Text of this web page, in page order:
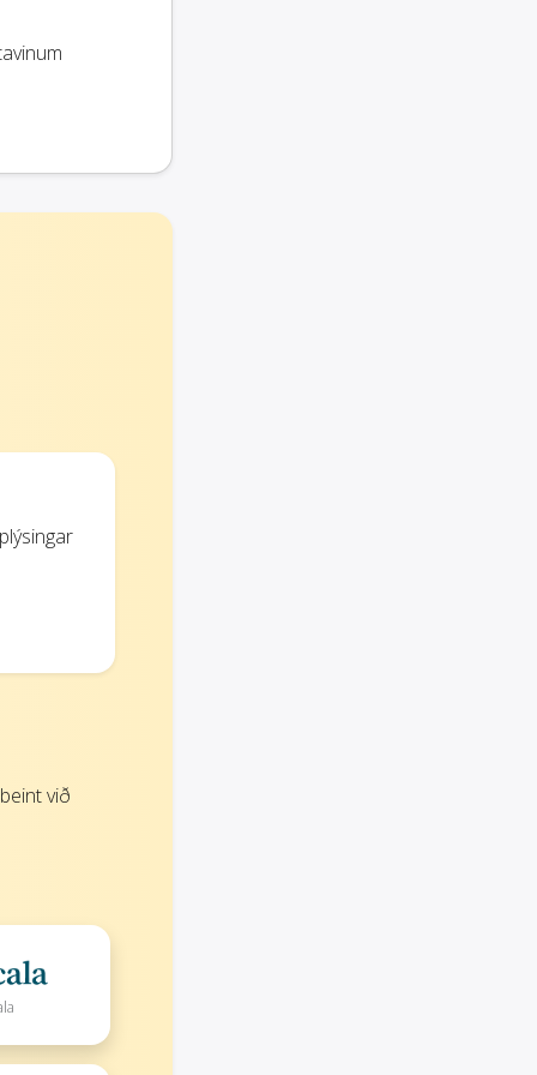
við